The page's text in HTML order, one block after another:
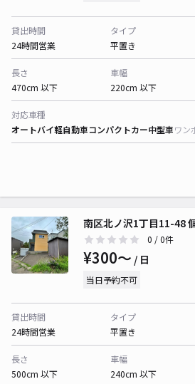
貸出時間
24時間営業
タイプ
平置き
長さ
470cm 以下
車幅
220cm 以下
対応車種
オートバイ軽自動車コンパクトカー中型車ワン
南区北ノ沢1丁目11-48
0 / 0件
¥300〜 / 日
当日予約不可
貸出時間
24時間営業
タイプ
平置き
長さ
500cm 以下
車幅
240cm 以下